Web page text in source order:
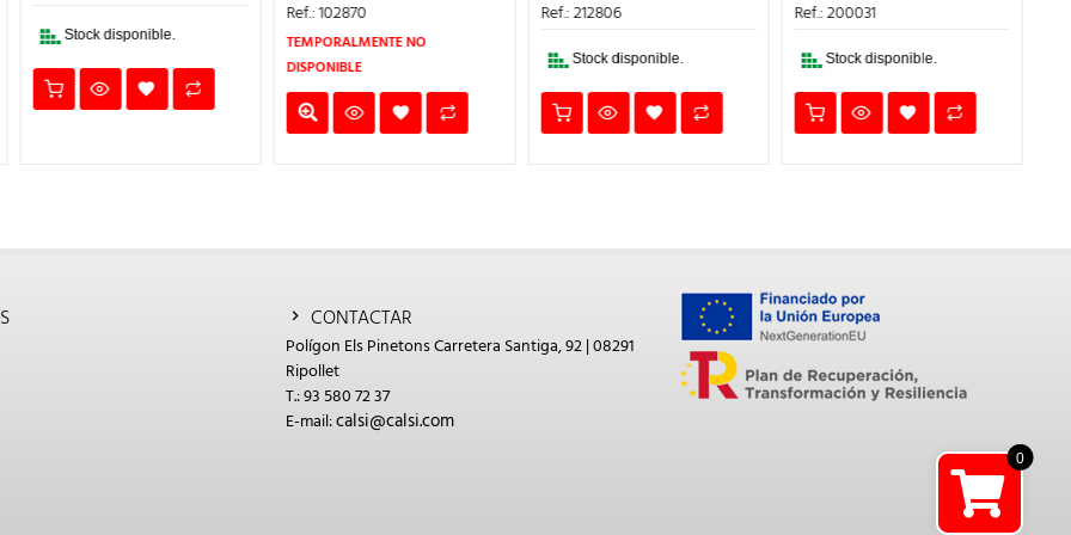
Stock disponible. 10,98€.
Ref.: 102870
TEMPORALMENTE NO
DISPONIBLE
Ref.: 212806
Stock disponible.
Ref.: 200031
Stock disponible.
CONTACTAR
Polígon Els Pinetons Carretera Santiga, 92 | 08291
Ripollet
T.: 93 580 72 37
E-mail:calsi@calsi.com
0